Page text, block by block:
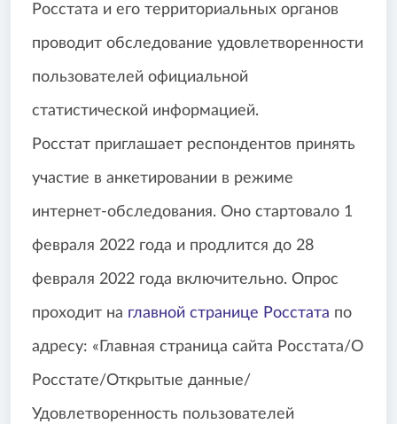
Росстата и его территориальных органов
проводит обследование удовлетворенности
пользователей официальной
статистической информацией.
Росстат приглашает респондентов принять
участие в анкетировании в режиме
интернет-обследования. Оно стартовало 1
февраля 2022 года и продлится до 28
февраля 2022 года включительно. Опрос
проходит на главной странице Росстата по
адресу: «Главная страница сайта Росстата/О
Росстате/Открытые данные/
Удовлетворенность пользователей